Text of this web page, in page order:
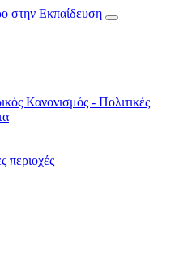
Κανονισμός - Πολιτικές
περιοχές